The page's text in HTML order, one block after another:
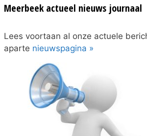
Meerbeek actueel nieuws journaal
Lees voortaan al onze actuele
aparte nieuwspagina »